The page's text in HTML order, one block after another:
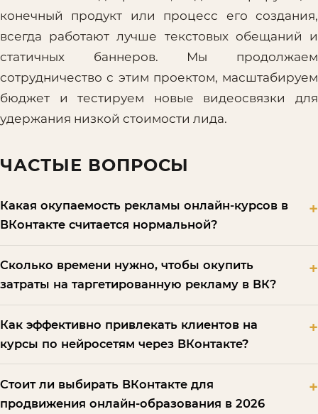
конечный продукт или процесс его создания,
всегда работают лучше текстовых обещаний и
статичных баннеров. Мы продолжаем
сотрудничество с этим проектом, масштабируем
бюджет и тестируем новые видеосвязки для
удержания низкой стоимости лида.
ЧАСТЫЕ ВОПРОСЫ
Какая окупаемость рекламы онлайн-курсов в
ВКонтакте считается нормальной?
Сколько времени нужно, чтобы окупить
затраты на таргетированную рекламу в ВК?
Как эффективно привлекать клиентов на
курсы по нейросетям через ВКонтакте?
Стоит ли выбирать ВКонтакте для
продвижения онлайн-образования в 2026